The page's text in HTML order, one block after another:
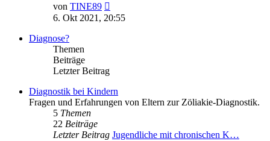
von TINE89
Beitrag
6. Okt 2021, 20:55
Diagnose?
Themen
Beiträge
Letzter Beitrag
Diagnostik bei Kindern
Fragen und Erfahrungen von Eltern zur Zöliakie-Diagnostik.
5 Themen
22 Beiträge
Letzter Beitrag Jugendliche mit chronischen K…